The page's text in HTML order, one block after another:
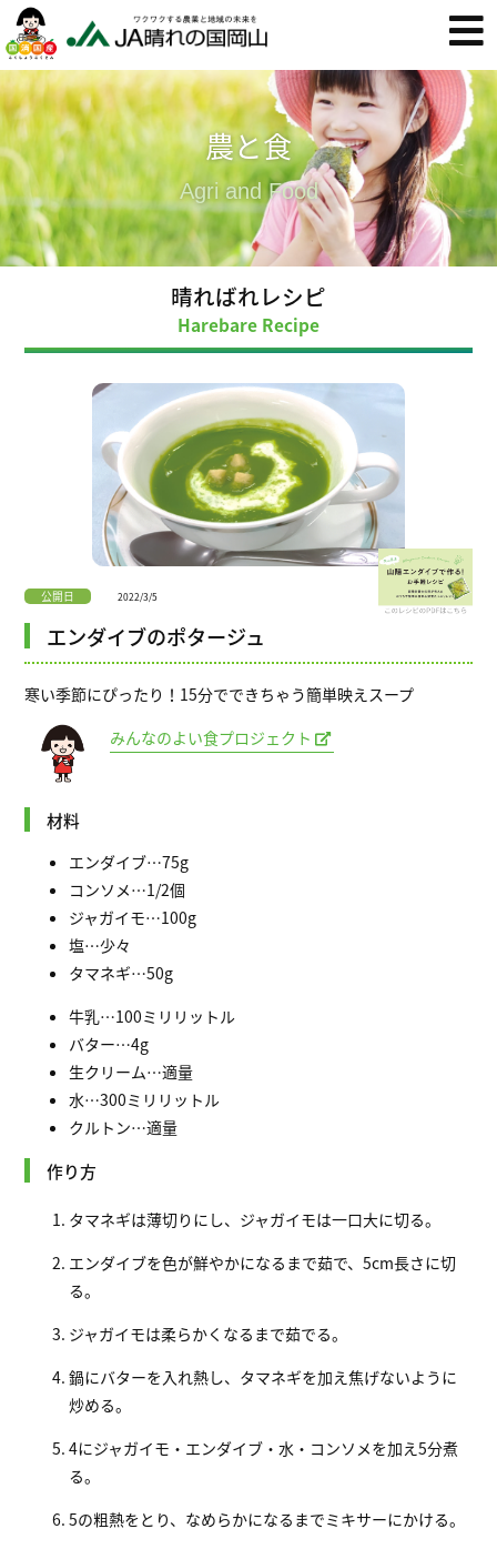
農と食
Agri and Food
晴ればれレシピ
Harebare Recipe
公開日 2022/3/5
エンダイブのポタージュ
寒い季節にぴったり！15分でできちゃう簡単映えスープ
みんなのよい食プロジェクト
材料
エンダイブ…75g
コンソメ…1/2個
ジャガイモ…100g
塩…少々
タマネギ…50g
牛乳…100ミリリットル
バター…4g
生クリーム…適量
水…300ミリリットル
クルトン…適量
作り方
タマネギは薄切りにし、ジャガイモは一口大に切る。
エンダイブを色が鮮やかになるまで茹で、5cm長さに切
る。
ジャガイモは柔らかくなるまで茹でる。
鍋にバターを入れ熱し、タマネギを加え焦げないように
炒める。
4にジャガイモ・エンダイブ・水・コンソメを加え5分煮
る。
5の粗熱をとり、なめらかになるまでミキサーにかける。